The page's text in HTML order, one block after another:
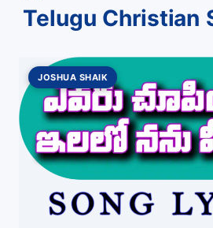
Telugu Christian
JOSHUA SHAIK